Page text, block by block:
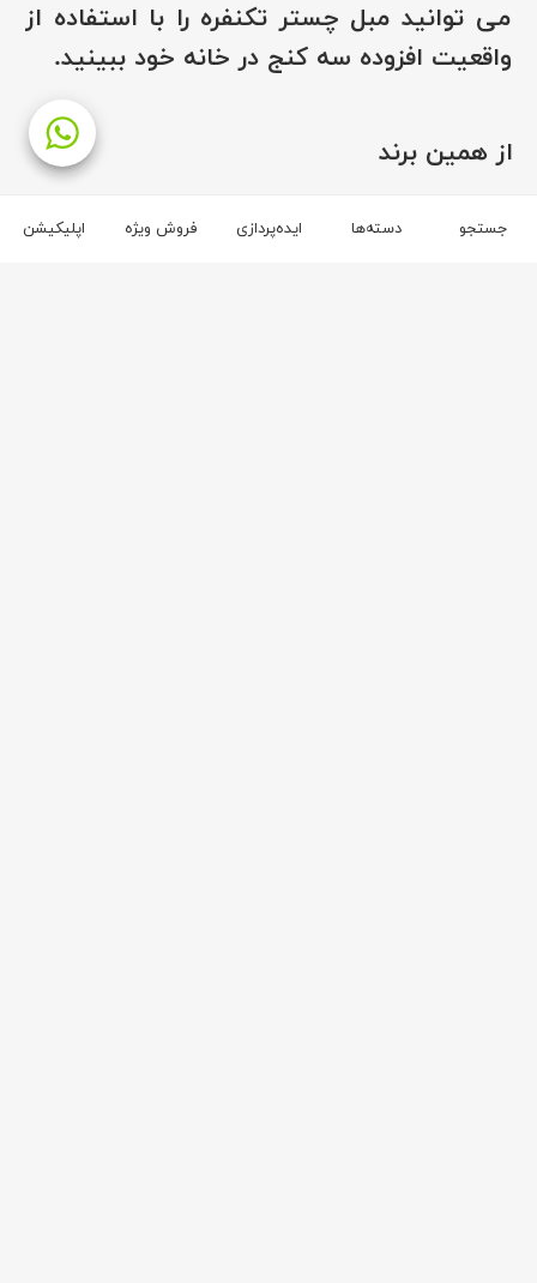
می توانید مبل چستر تکنفره را با استفاده از
واقعیت افزوده سه کنج در خانه خود ببینید.
از همین برند
جستجو دسته‌ها ایده‌پردازی فروش ویژه اپلیکیشن